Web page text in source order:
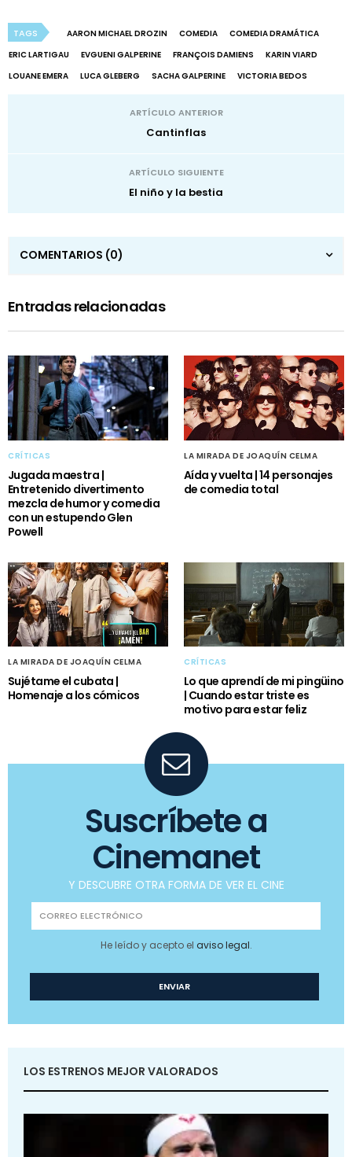
TAGS AARON MICHAEL DROZIN COMEDIA
COMEDIA DRAMÁTICA
ERIC LARTIGAU
EVGUENI GALPERINE FRANÇOIS DAMIENS
KARIN VIARD
LOUANE EMERA
LUCA GLEBERG SACHA GALPERINE VICTORIA BEDOS
ARTÍCULO ANTERIOR
Cantinflas
ARTÍCULO SIGUIENTE
El niño y la bestia
COMENTARIOS (0)
Entradas relacionadas
CRÍTICAS
Jugada maestra |
Entretenido divertimento
mezcla de humor y comedia
con un estupendo Glen
Powell
LA MIRADA DE JOAQUÍN CELMA
Aída y vuelta | 14 personajes
de comedia total
LA MIRADA DE JOAQUÍN CELMA
Sujétame el cubata |
Homenaje a los cómicos
CRÍTICAS
Lo que aprendí de mi pingüino
| Cuando estar triste es
motivo para estar feliz
Suscríbete a
Cinemanet
Y DESCUBRE OTRA FORMA DE VER EL CINE
He leído y acepto el aviso legal.
LOS ESTRENOS MEJOR VALORADOS